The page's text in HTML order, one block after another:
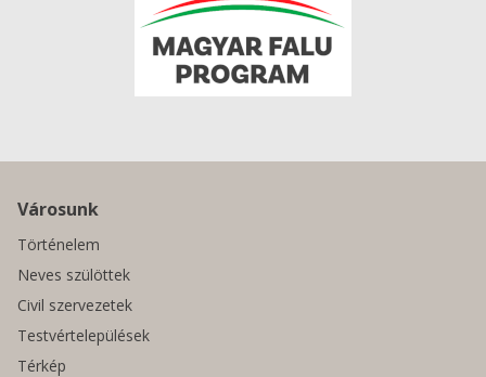
Városunk
Történelem
Neves szülöttek
Civil szervezetek
Testvértelepülések
Térkép